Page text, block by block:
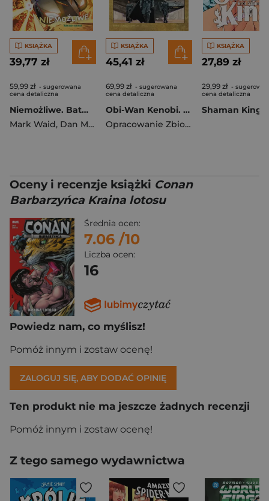
KSIĄŻKA
39,77 zł
59,99 zł - sugerowana
cena detaliczna
Niemożliwe. Batman/Superman. World's Finest. Tom 6
Mark Waid, Dan Mora
KSIĄŻKA
45,41 zł
69,99 zł - sugerowana
cena detaliczna
Obi-Wan Kenobi. Star Wars
Opracowanie Zbiorowe
KSIĄŻKA
27,89 zł
29,99 zł -
cena detaliczna
Oceny i recenzje książki Conan
Barbarzyńca Kraina lotosu
Średnia ocen:
7.06 /10
Liczba ocen:
16
Powiedz nam, co myślisz!
Pomóż innym i zostaw ocenę!
ZALOGUJ SIĘ, ABY DODAĆ OPINIĘ
Ten produkt nie ma jeszcze żadnych recenzji
Pomóż innym i zostaw ocenę!
Z tego samego wydawnictwa